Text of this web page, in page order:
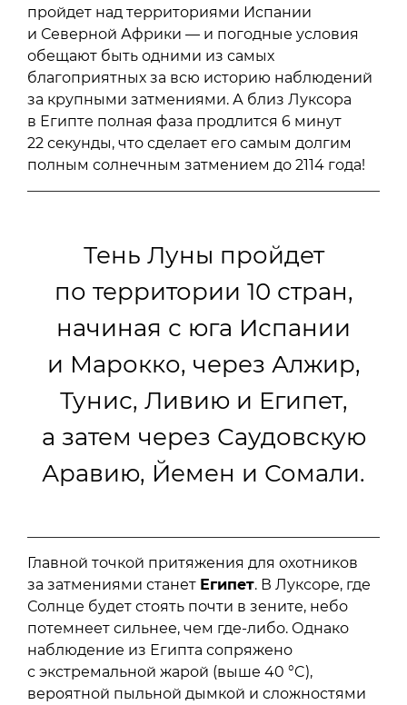
пройдет над территориями Испании
и Северной Африки — и погодные условия
обещают быть одними из самых
благоприятных за всю историю наблюдений
за крупными затмениями. А близ Луксора
в Египте полная фаза продлится 6 минут
22 секунды, что сделает его самым долгим
полным солнечным затмением до 2114 года!
Тень Луны пройдет
по территории 10 стран,
начиная с юга Испании
и Марокко, через Алжир,
Тунис, Ливию и Египет,
а затем через Саудовскую
Аравию, Йемен и Сомали.
Главной точкой притяжения для охотников
за затмениями станет Египет. В Луксоре, где
Солнце будет стоять почти в зените, небо
потемнеет сильнее, чем где-либо. Однако
наблюдение из Египта сопряжено
с экстремальной жарой (выше 40 °C),
вероятной пыльной дымкой и сложностями